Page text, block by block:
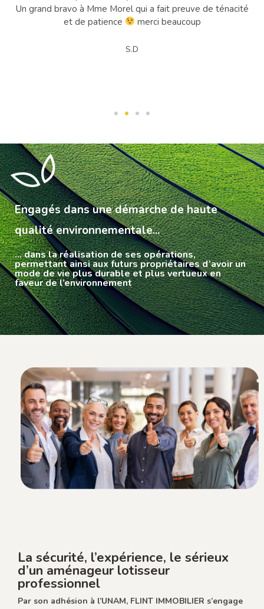
Un grand bravo à Mme Morel qui a fait preuve de ténacité
et de patience
merci beaucoup
S.D
Engagés dans une démarche de haute
qualité environnementale...
… dans la réalisation de ses opérations,
permettant ainsi aux futurs propriétaires d’avoir un
mode de vie plus durable et plus vertueux en
faveur de l’environnement
La sécurité, l’expérience, le sérieux
d’un aménageur lotisseur
professionnel
Par son adhésion à l’UNAM, FLINT IMMOBILIER s’engage